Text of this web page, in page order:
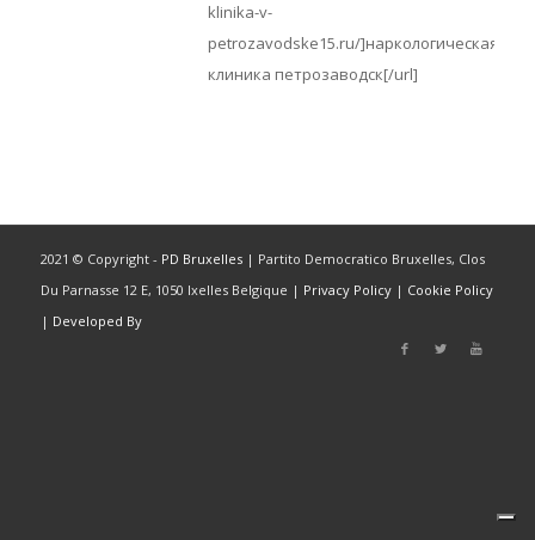
klinika-v-
petrozavodske15.ru/]наркологическая
клиника петрозаводск[/url]
2021 © Copyright - PD Bruxelles| Partito Democratico Bruxelles, Clos
Du Parnasse 12 E, 1050 Ixelles Belgique | Privacy Policy| Cookie Policy
| Developed By